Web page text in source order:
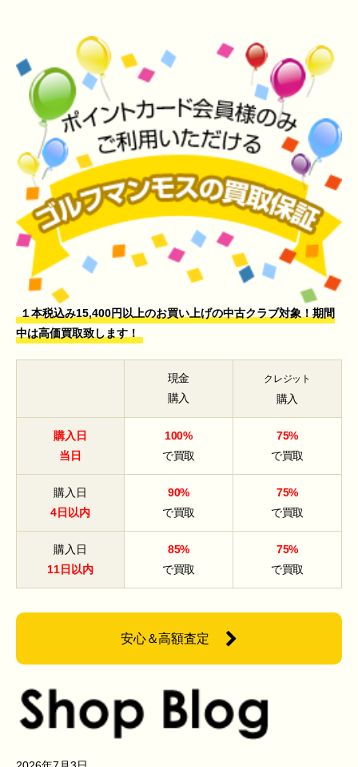
１本税込み15,400円以上のお買い上げの中古クラブ対象！期間
中は高価買取致します！
現金
購入
クレジット
購入
購入日
当日
100%
で買取
75%
で買取
購入日
4日以内
90%
で買取
75%
で買取
購入日
11日以内
85%
で買取
75%
で買取
安心＆高額査定